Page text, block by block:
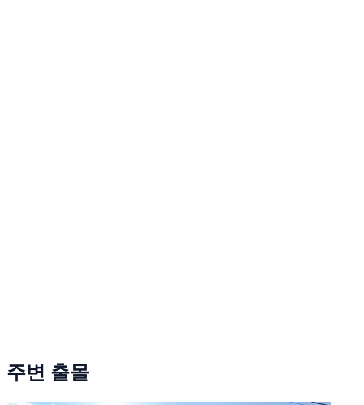
주변 출몰